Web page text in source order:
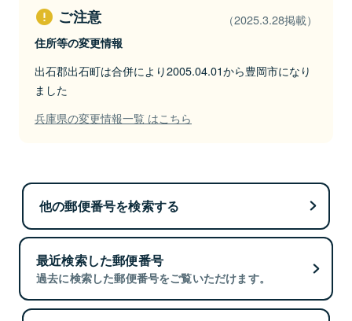
ご注意 （2025.3.28掲載）
住所等の変更情報
出石郡出石町は合併により2005.04.01から豊岡市になり
ました
兵庫県の変更情報一覧 はこちら
他の郵便番号を検索する
最近検索した郵便番号
過去に検索した郵便番号をご覧いただけます。